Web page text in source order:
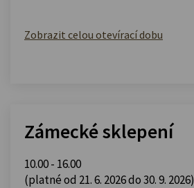
Zobrazit celou otevírací dobu
Zámecké sklepení
10.00 - 16.00
(platné od 21. 6. 2026 do 30. 9. 2026)